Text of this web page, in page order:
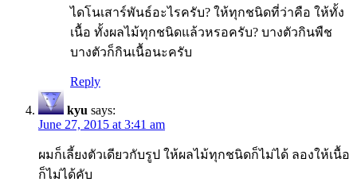
ไดโนเสาร์พันธ์อะไรครับ? ให้ทุกชนิดที่ว่าคือ ให้ทั้ง
เนื้อ ทั้งผลไม้ทุกชนิดแล้วหรอครับ? บางตัวกินพืช
บางตัวก็กินเนื้อนะครับ
Reply
kyu says:
June 27, 2015 at 3:41 am
ผมก็เลี้ยงตัวเดียวกับรูป ให้ผลไม้ทุกชนิดก็ไม่ได้ ลองให้เนื้อ
ก็ไม่ได้คับ